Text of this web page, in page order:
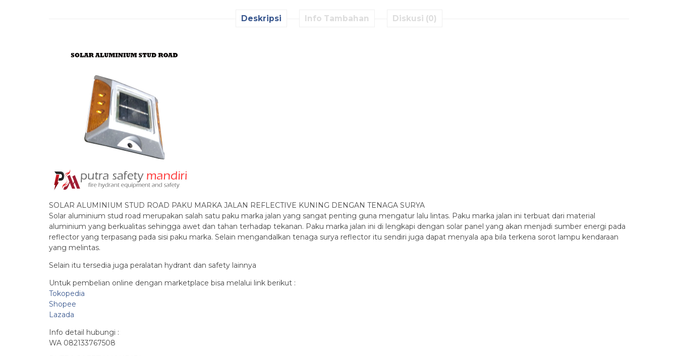
Deskripsi Info Tambahan Diskusi (0)
SOLAR ALUMINIUM STUD ROAD PAKU MARKA JALAN REFLECTIVE KUNING DENGAN TENAGA SURYA
Solar aluminium stud road merupakan salah satu paku marka jalan yang sangat penting guna mengatur lalu lintas. Paku marka jalan ini terbuat dari material
aluminium yang berkualitas sehingga awet dan tahan terhadap tekanan. Paku marka jalan ini di lengkapi dengan solar panel yang akan menjadi sumber energi pada
reflector yang terpasang pada sisi paku marka. Selain mengandalkan tenaga surya reflector itu sendiri juga dapat menyala apa bila terkena sorot lampu kendaraan
yang melintas.
Selain itu tersedia juga peralatan hydrant dan safety lainnya
Untuk pembelian online dengan marketplace bisa melalui link berikut :
Tokopedia
Shopee
Lazada
Info detail hubungi :
WA 082133767508